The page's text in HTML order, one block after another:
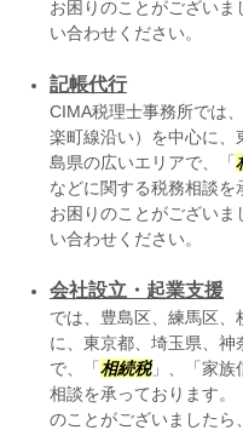
お困りのことがございま
い合わせください。
記帳代行
CIMA税理士事務所では
楽町線沿い）を中心に
島県の広いエリアで、「
などに関する税務相談を
お困りのことがございま
い合わせください。
会社設立・起業支援
では、豊島区、練馬区
に、東京都、埼玉県、
で、「 相続税」、「家族
相談を承っております。
のことがございましたら